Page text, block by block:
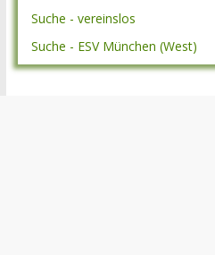
Suche - vereinslos
Suche - ESV München (West)